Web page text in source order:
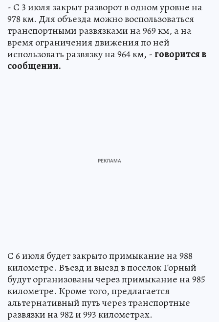
- С 3 июля закрыт разворот в одном уровне на
978 км. Для объезда можно воспользоваться
транспортными развязками на 969 км, а на
время ограничения движения по ней
использовать развязку на 964 км, -говорится в
сообщении.
С 6 июля будет закрыто примыкание на 988
километре. Въезд и выезд в поселок Горный
будут организованы через примыкание на 985
километре. Кроме того, предлагается
альтернативный путь через транспортные
развязки на 982 и 993 километрах.